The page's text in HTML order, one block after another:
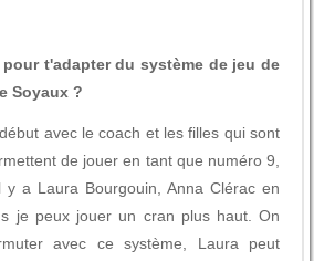
t'adapter du système de jeu de
Soyaux ?
avec le coach et les filles qui sont
de jouer en tant que numéro 9,
a Laura Bourgouin, Anna Clérac en
je peux jouer un cran plus haut. On
avec ce système, Laura peut